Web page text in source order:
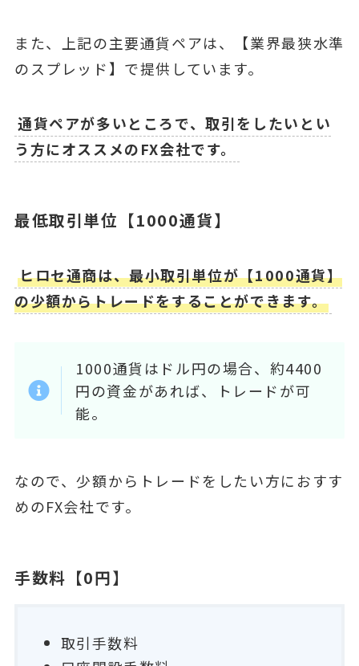
また、上記の主要通貨ペアは、【業界最狭水準
のスプレッド】で提供しています。
通貨ペアが多いところで、取引をしたいとい
う方にオススメのFX会社です。
最低取引単位【1000通貨】
ヒロセ通商は、最小取引単位が【1000通貨】
の少額からトレードをすることができます。
1000通貨はドル円の場合、約4400
円の資金があれば、トレードが可
能。
なので、少額からトレードをしたい方におすす
めのFX会社です。
手数料【0円】
取引手数料